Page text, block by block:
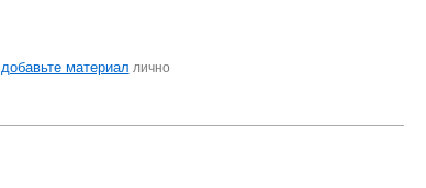
добавьте материал лично